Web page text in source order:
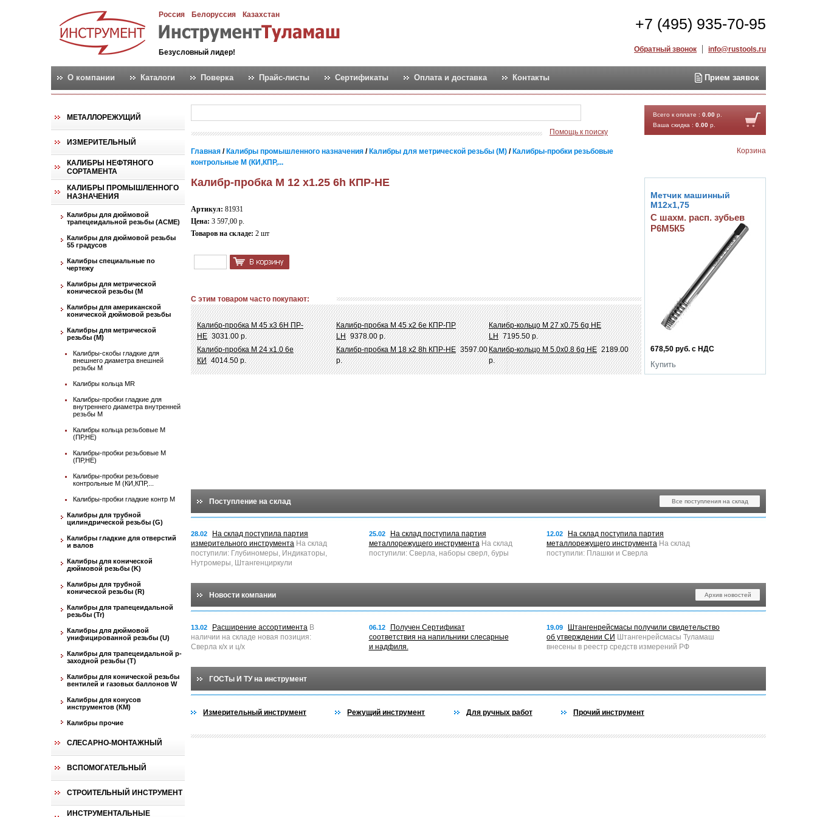
Россия Белоруссия Казахстан
Безусловный лидер!
+7 (495) 935-70-95
Обратный звонок info@rustools.ru
О компании Каталоги Поверка Прайс-листы Сертификаты Оплата и доставка Контакты Прием заявок
МЕТАЛЛОРЕЖУЩИЙ
ИЗМЕРИТЕЛЬНЫЙ
КАЛИБРЫ НЕФТЯНОГО
СОРТАМЕНТА
КАЛИБРЫ ПРОМЫШЛЕННОГО
НАЗНАЧЕНИЯ
Калибры для дюймовой
трапецеидальной резьбы (АСМЕ)
Калибры для дюймовой резьбы
55 градусов
Калибры специальные по
чертежу
Калибры для метрической
конической резьбы (М
Калибры для американской
конической дюймовой резьбы
Калибры для метрической
резьбы (М)
Калибры-скобы гладкие для
внешнего диаметра внешней
резьбы М
Калибры кольца MR
Калибры-пробки гладкие для
внутреннего диаметра внутренней
резьбы М
Калибры кольца резьбовые М
(ПР,НЕ)
Калибры-пробки резьбовые М
(ПР,НЕ)
Калибры-пробки резьбовые
контрольные М (КИ,КПР,...
Калибры-пробки гладкие контр М
Калибры для трубной
цилиндрической резьбы (G)
Калибры гладкие для отверстий
и валов
Калибры для конической
дюймовой резьбы (K)
Калибры для трубной
конической резьбы (R)
Калибры для трапецеидальной
резьбы (Tr)
Калибры для дюймовой
унифицированной резьбы (U)
Калибры для трапецеидальной p-
заходной резьбы (T)
Калибры для конической резьбы
вентилей и газовых баллонов W
Калибры для конусов
инструментов (КМ)
Калибры прочие
СЛЕСАРНО-МОНТАЖНЫЙ
ВСПОМОГАТЕЛЬНЫЙ
СТРОИТЕЛЬНЫЙ ИНСТРУМЕНТ
ИНСТРУМЕНТАЛЬНЫЕ
Помощь к поиску
Всего к оплате : 0.00 р.
Ваша скидка : 0.00 р.
Корзина
Главная / Калибры промышленного назначения / Калибры для метрической резьбы (М) / Калибры-пробки резьбовые
контрольные М (КИ,КПР,...
Калибр-пробка М 12 х1.25 6h КПР-НЕ
Артикул: 81931
Цена: 3 597,00 р.
Товаров на складе: 2 шт
С этим товаром часто покупают:
Калибр-пробка М 45 х3 6Н ПР-
НЕ 3031.00 р.
Калибр-пробка М 45 х2 6e КПР-ПР
LH 9378.00 р.
Калибр-кольцо М 27 х0.75 6g НЕ
LH 7195.50 р.
Калибр-пробка М 24 х1.0 6e
КИ 4014.50 р.
Калибр-пробка М 18 х2 8h КПР-НЕ 3597.00
р.
Калибр-кольцо М 5.0х0.8 6g НЕ 2189.00
р.
678,50 руб. с НДС
Купить
Метчик машинный
М12х1,75
С шахм. расп. зубьев
Р6М5К5
Поступление на склад Все поступления на склад
28.02
На склад поступила партия
измерительного инструмента На склад
поступили: Глубиномеры, Индикаторы,
Нутромеры, Штангенциркули
25.02
На склад поступила партия
металлорежущего инструментаНа склад
поступили: Сверла, наборы сверл, буры
12.02
На склад поступила партия
металлорежущего инструмента На склад
поступили: Плашки и Сверла
Новости компании Архив новостей
13.02 Расширение ассортимента В
наличии на складе новая позиция:
Сверла к/х и ц/х
06.12
Получен Сертификат
соответствия на напильники слесарные
и надфиля.
19.09
Штангенрейсмасы получили свидетельство
об утверждении СИ Штангенрейсмасы Туламаш
внесены в реестр средств измерений РФ
ГОСТы И ТУ на инструмент
Измерительный инструмент Режущий инструмент Для ручных работ Прочий инструмент